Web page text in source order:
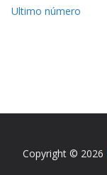
Ultimo número
Copyright © 2026